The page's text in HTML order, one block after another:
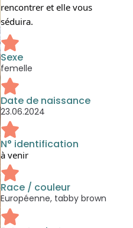
rencontrer et elle vous
séduira.
Sexe
femelle
Date de naissance
23.06.2024
N° identification
à venir
Race / couleur
Européenne, tabby brown